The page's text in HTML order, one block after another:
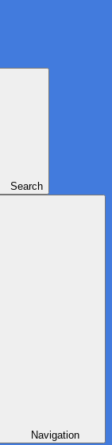
Search
Navigation